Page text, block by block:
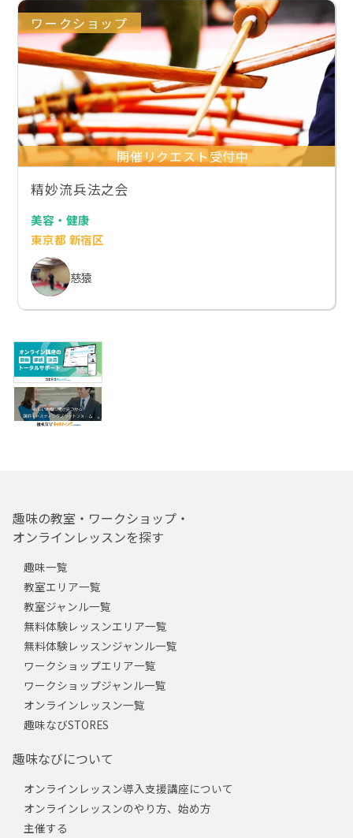
ワークショップ
開催リクエスト受付中
精妙流兵法之会
美容・健康
東京都 新宿区
慈猿
趣味の教室・ワークショップ・
オンラインレッスンを探す
趣味一覧
教室エリア一覧
教室ジャンル一覧
無料体験レッスンエリア一覧
無料体験レッスンジャンル一覧
ワークショップエリア一覧
ワークショップジャンル一覧
オンラインレッスン一覧
趣味なびSTORES
趣味なびについて
オンラインレッスン導入支援講座について
オンラインレッスンのやり方、始め方
主催する